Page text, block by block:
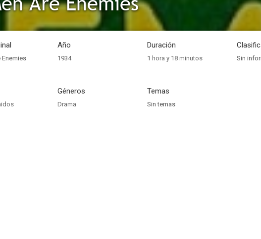
Enemies
Año
1934
Duración
1 hora y 18 minutos Sin
Géneros
Drama
Temas
Sin temas